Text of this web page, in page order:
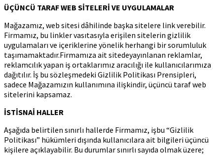
ÜÇÜNCÜ TARAF WEB SİTELERİ VE UYGULAMALAR
Mağazamız, web sitesi dâhilinde başka sitelere link verebilir.
Firmamız, bu linkler vasıtasıyla erişilen sitelerin gizlilik
uygulamaları ve içeriklerine yönelik herhangi bir sorumluluk
taşımamaktadır.Firmamıza ait sitedeyayınlanan reklamlar,
reklamcılık yapan iş ortaklarımız aracılığı ile kullanıcılarımıza
dağıtılır. İş bu sözleşmedeki Gizlilik Politikası Prensipleri,
sadece Mağazamızın kullanımına ilişkindir, üçüncü taraf web
sitelerini kapsamaz.
İSTİSNAİ HALLER
Aşağıda belirtilen sınırlı hallerde Firmamız, işbu “Gizlilik
Politikası” hükümleri dışında kullanıcılara ait bilgileri üçüncü
kişilere açıklayabilir. Bu durumlar sınırlı sayıda olmak üzere;